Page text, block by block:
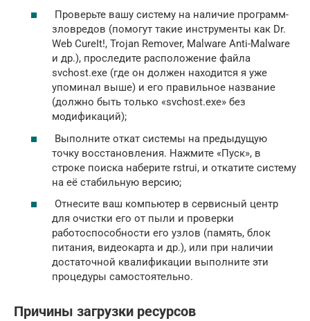
Проверьте вашу систему на наличие программ-
зловредов (помогут такие инструменты как Dr.
Web CureIt!, Trojan Remover, Malware Anti-Malware
и др.), проследите расположение файла
svchost.exe (где он должен находится я уже
упоминал выше) и его правильное название
(должно быть только «svchost.exe» без
модификаций);
Выполните откат системы на предыдущую
точку восстановления. Нажмите «Пуск», в
строке поиска наберите rstrui, и откатите систему
на её стабильную версию;
Отнесите ваш компьютер в сервисный центр
для очистки его от пыли и проверки
работоспособности его узлов (память, блок
питания, видеокарта и др.), или при наличии
достаточной квалификации выполните эти
процедуры самостоятельно.
Причины загрузки ресурсов